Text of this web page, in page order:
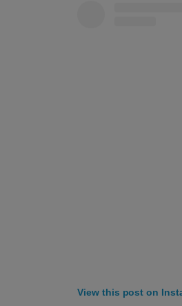
View this post on